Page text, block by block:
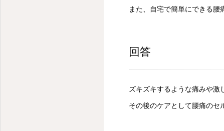
また、自宅で簡単にできる腰
回答
ズキズキするような痛みや激
その後のケアとして腰痛のセ